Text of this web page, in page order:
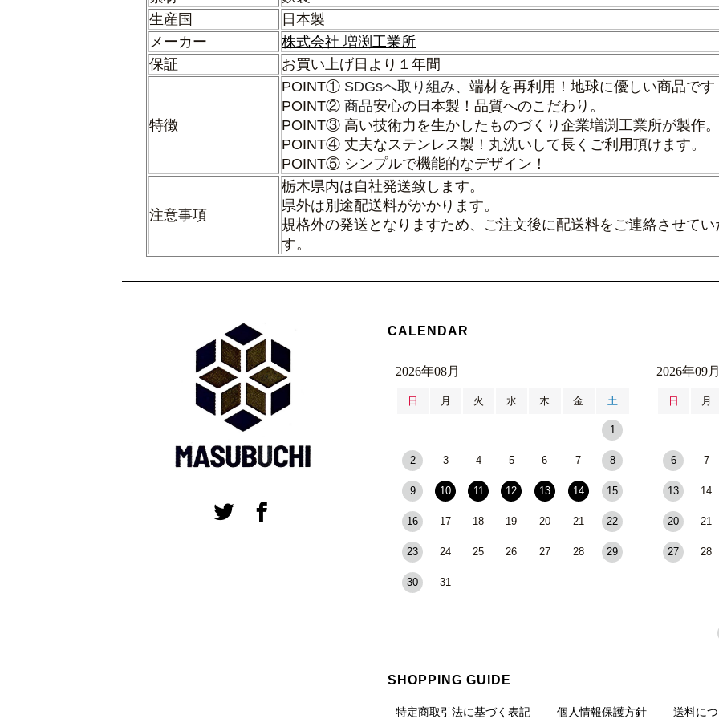
生産国
日本製
メーカー
株式会社 増渕工業所
保証
お買い上げ日より１年間
特徴
POINT① SDGsへ取り組み、 端材を再利用！地球に優しい商品です
POINT② 商品安心の日本製！品質へのこだわり。
POINT③ 高い技術力を生かしたものづくり企業増渕工業所が製作。
POINT④ 丈夫なステンレス製！丸洗いして長くご利用頂けます。
POINT⑤ シンプルで機能的なデザイン！
注意事項
栃木県内は自社発送致します。
県外は別途配送料がかかります。
規格外の発送となりますため、ご注文後に配送料をご連絡させてい
す。
CALENDAR
2026年08月
日 月 火 水 木 金 土
1
2 3 4 5 6 7 8
9 10 11 12 13 14 15
16 17 18 19 20 21 22
23 24 25 26 27 28 29
30 31
2026年09月
日 月
6 7
13 14
20 21
27 28
SHOPPING GUIDE
特定商取引法に基づく表記 個人情報保護方針 送料に